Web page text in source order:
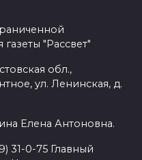
"Рассвет"
обл.,
ул. Ленинская, д.
Елена Антоновна.
31-0-75 Главный